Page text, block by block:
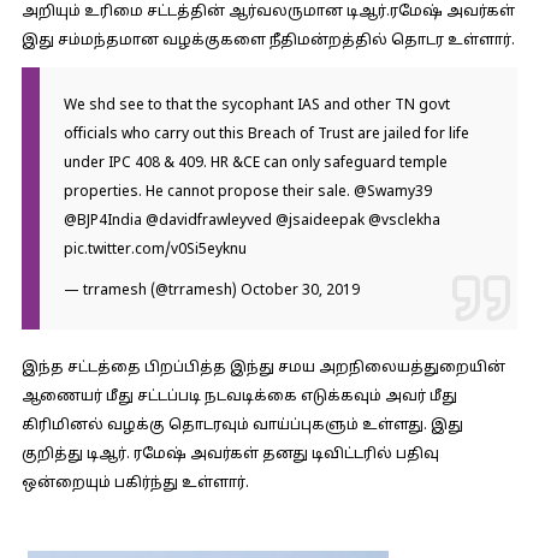
அறியும் உரிமை சட்டத்தின் ஆர்வலருமான டிஆர்.ரமேஷ் அவர்கள்
இது சம்மந்தமான வழக்குகளை நீதிமன்றத்தில் தொடர உள்ளார்.
We shd see to that the sycophant IAS and other TN govt
officials who carry out this Breach of Trust are jailed for life
under IPC 408 & 409. HR &CE can only safeguard temple
properties. He cannot propose their sale. @Swamy39
@BJP4India @davidfrawleyved @jsaideepak @vsclekha
pic.twitter.com/v0Si5eyknu
— trramesh (@trramesh) October 30, 2019
இந்த சட்டத்தை பிறப்பித்த இந்து சமய அறநிலையத்துறையின்
ஆணையர் மீது சட்டப்படி நடவடிக்கை எடுக்கவும் அவர் மீது
கிரிமினல் வழக்கு தொடரவும் வாய்ப்புகளும் உள்ளது. இது
குறித்து டிஆர். ரமேஷ் அவர்கள் தனது டிவிட்டரில் பதிவு
ஒன்றையும் பகிர்ந்து உள்ளார்.